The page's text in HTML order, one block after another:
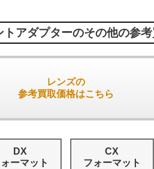
アダプターのその他の参
レンズの
参考買取価格はこちら
DX
ーマット
CX
フォーマット